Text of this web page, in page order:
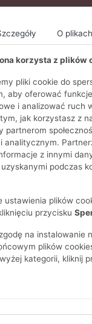
15% ZA
QUIOSQUE
Kolekcja
biurowej
O
korzysta z plików
pliki cookie do
aby oferować funkcje
i analizować ruch
jak korzystasz z
partnerom
analitycznym.
z innymi
podczas
ustawienia plików
przycisku
na instalowanie
plików
kategorii, kliknij